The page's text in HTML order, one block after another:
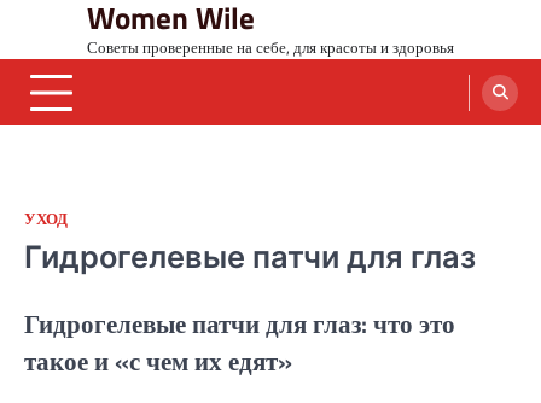
content
Women Wile
Советы проверенные на себе, для красоты и здоровья
УХОД
Гидрогелевые патчи для глаз
Гидрогелевые патчи для глаз: что это
такое и «с чем их едят»